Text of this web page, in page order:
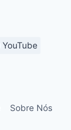
YouTube
Sobre Nós